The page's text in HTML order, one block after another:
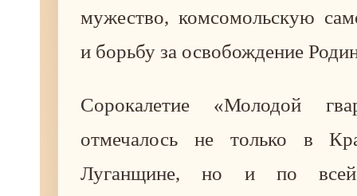
мужество, комсомольскую
и борьбу за освобождение
Сорокалетие «Молодой
отмечалось не только в
Луганщине, но и по